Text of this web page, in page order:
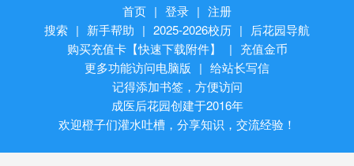
首页 | 登录 | 注册
搜索 | 新手帮助 | 2025-2026校历 |
后花园导航
购买充值卡【快速下载附件】
| 充值金币
更多功能访问电脑版 | 给站长写信
记得添加书签，方便访问
成医后花园创建于2016年
欢迎橙子们灌水吐槽，分享知识，交流经验！